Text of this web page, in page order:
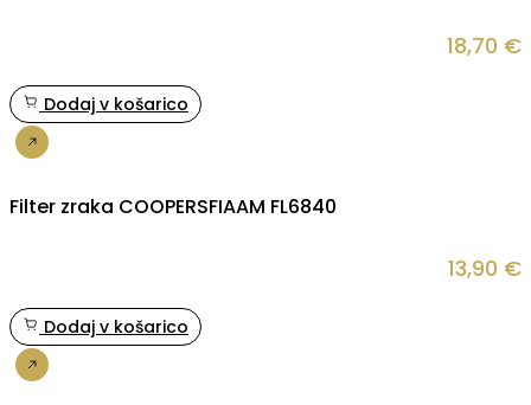
18,70 €
Dodaj v košarico
Filter zraka COOPERSFIAAM FL6840
13,90 €
Dodaj v košarico